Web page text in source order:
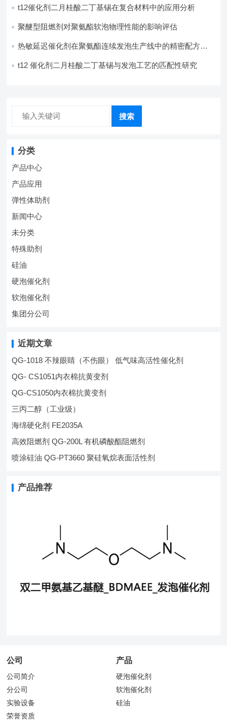
t12催化剂二月桂酸二丁基锡在复合材料中的应用分析
聚醚型阻燃剂对聚氨酯软泡物理性能的影响评估​
热敏延迟催化剂在聚氨酯连续发泡生产线中的精密配方设
t12 催化剂二月桂酸二丁基锡与发泡工艺的匹配性研究
搜索
分类
产品中心
产品应用
弹性体助剂
新闻中心
未分类
特殊助剂
硅油
硬泡催化剂
软泡催化剂
集团分公司
近期文章
QG-1018 不辣眼睛（不伤眼） 低气味高活性催化剂
QG- CS1051内衣棉抗黄变剂
QG-CS1050内衣棉抗黄变剂
三丙二醇（工业级）
海绵硬化剂 FE2035A
高效阻燃剂 QG-200L 有机磷酸酯阻燃剂
喷涂硅油 QG-PT3660 聚硅氧烷表面活性剂
产品推荐
公司
公司简介
分公司
实验设备
荣誉资质
产品
硬泡催化剂
软泡催化剂
硅油